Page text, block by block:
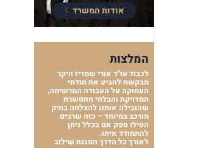
אודות המשרד
המלצות
לכבוד עו"ד אורי שמריז היקר
מבקשת להביע את תודתי
העמוקה על העבודה המרשימה,
המדויקת והבלתי מתפשרת
שהובילה אותנו להצלחה בתיק
מורכב במיוחד – כזה שרבים
הטילו ספק אם בכלל ניתן
להתמודד איתו.
לאורך כל הדרך הפגנת שילוב